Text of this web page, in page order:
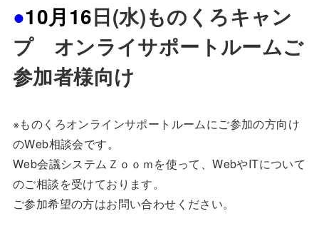
●10月16日(水)ものくろキャン
プ オンライサポートルームご
参加者様向け
※ものくろオンラインサポートルームにご参加の方向け
のWeb相談会です。
Web会議システムＺｏｏｍを使って、WebやITについて
のご相談を受けております。
ご参加希望の方はお問い合わせください。